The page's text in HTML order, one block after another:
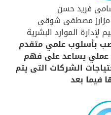
فريد حسن
مزارز مصطفى شوقى
لإدارة الموارد البشرية
بأسلوب علمي متقدم
يساعد على فهم
الشركات التى يتم
فيما بعد